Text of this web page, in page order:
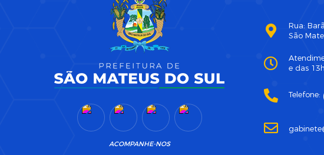
ACOMPANHE-NOS
Rua:
São
e das
Telefone: